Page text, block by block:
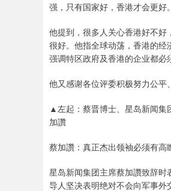
强，只有国家好，香港才会更好。
他提到，很多人关心香港好不
很好。他指全球动荡，香港的经
强调特区政府及香港的企业都必
他又感谢各位评委积极努力公平
▲左起：蔡晋博士、星岛新闻集
加讚
蔡加讚：真正杰出领袖必须有
星岛新闻集团主席蔡加讚致辞时
导人坚决表明绝对不会向军事外